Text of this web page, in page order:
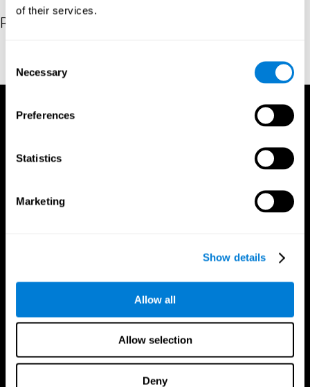
of their services.
Selection
Necessary
Preferences
Statistics
Marketing
Show details
Allow all
Allow selection
Deny
Références
Tonawanda, NY: Multi-Health Systems.